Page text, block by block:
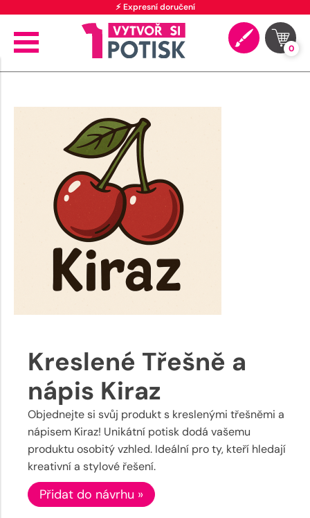
⚡ Expresní doručení
0
Kreslené Třešně a
nápis Kiraz
Objednejte si svůj produkt s kreslenými třešněmi a
nápisem Kiraz! Unikátní potisk dodá vašemu
produktu osobitý vzhled. Ideální pro ty, kteří hledají
kreativní a stylové řešení.
Přidat do návrhu »